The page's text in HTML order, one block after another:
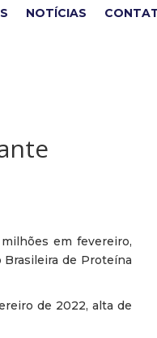
NOTÍCIAS
em fevereiro,
Brasileira de Proteína
de 2022, alta de